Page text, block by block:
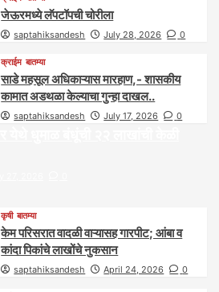
जेऊरमध्ये लॅपटॉपची चोरीला
saptahiksandesh July 28, 2026 0
क्राईम बातम्या
साडे महसूल अधिकाऱ्यास मारहाण,- शासकीय
कामात अडथळा केल्याचा गुन्हा दाखल..
saptahiksandesh July 17, 2026 0
कृषी बातम्या
केम परिसरात वादळी वाऱ्यासह गारपीट; आंबा व
कांदा पिकांचे लाखोंचे नुकसान
saptahiksandesh April 24, 2026 0